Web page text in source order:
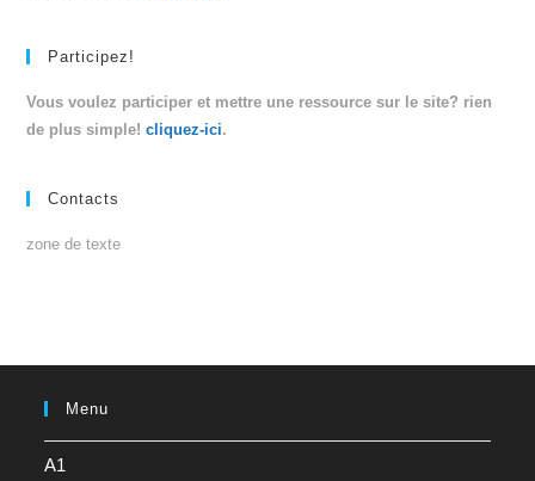
Participez!
Vous voulez participer et mettre une ressource sur le site? rien
de plus simple!cliquez-ici.
Contacts
zone de texte
Menu
A1